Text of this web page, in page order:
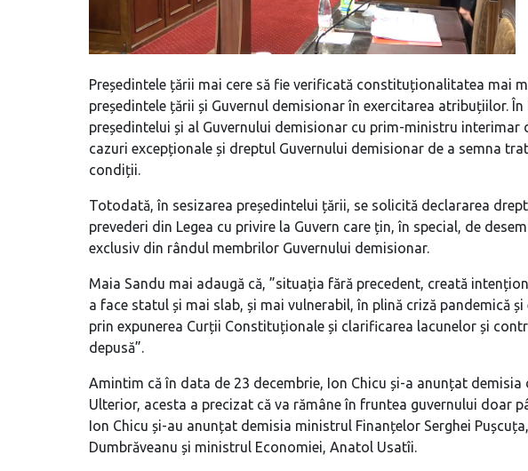
Președintele țării mai cere să fie verificată constituționalitatea mai
președintele țării și Guvernul demisionar în exercitarea atribuțiilor.
președintelui și al Guvernului demisionar cu prim-ministru interimar
cazuri excepționale și dreptul Guvernului demisionar de a semna
condiții.
Totodată, în sesizarea președintelui țării, se solicită declararea
prevederi din Legea cu privire la Guvern care țin, în special, de
exclusiv din rândul membrilor Guvernului demisionar.
Maia Sandu mai adaugă că, ”situația fără precedent, creată
a face statul și mai slab, și mai vulnerabil, în plină criză pandemică
prin expunerea Curții Constituționale și clarificarea lacunelor și
depusă”.
Amintim că în data de 23 decembrie, Ion Chicu și-a anunțat
Ulterior, acesta a precizat că va rămâne în fruntea guvernului doar
Ion Chicu și-au anunțat demisia ministrul Finanțelor Serghei
Dumbrăveanu și ministrul Economiei, Anatol Usatîi.